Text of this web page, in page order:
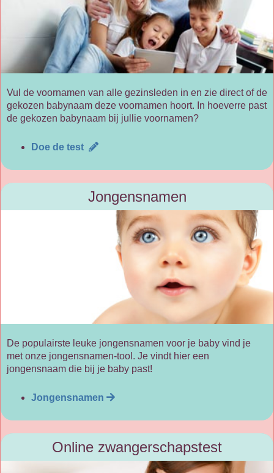
Vul de voornamen van alle gezinsleden in en zie direct of de
gekozen babynaam deze voornamen hoort. In hoeverre past
de gekozen babynaam bij jullie voornamen?
Doe de test
Jongensnamen
De populairste leuke jongensnamen voor je baby vind je
met onze jongensnamen-tool. Je vindt hier een
jongensnaam die bij je baby past!
Jongensnamen
Online zwangerschapstest